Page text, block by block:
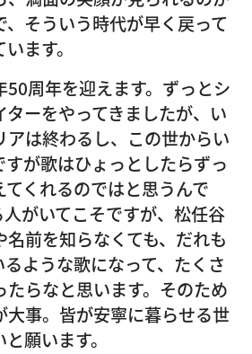
そういう時代が早く戻って
ます。
周年を迎えます。ずっとシ
ターをやってきましたが、い
アは終わるし、この世からい
が歌はひょっとしたらずっ
てくれるのではと思うんで
がいてこそですが、松任谷
名前を知らなくても、だれも
ような歌になって、たくさ
たらなと思います。そのため
大事。皆が安寧に暮らせる世
願います。